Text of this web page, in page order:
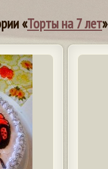
«Торты на 7 лет»